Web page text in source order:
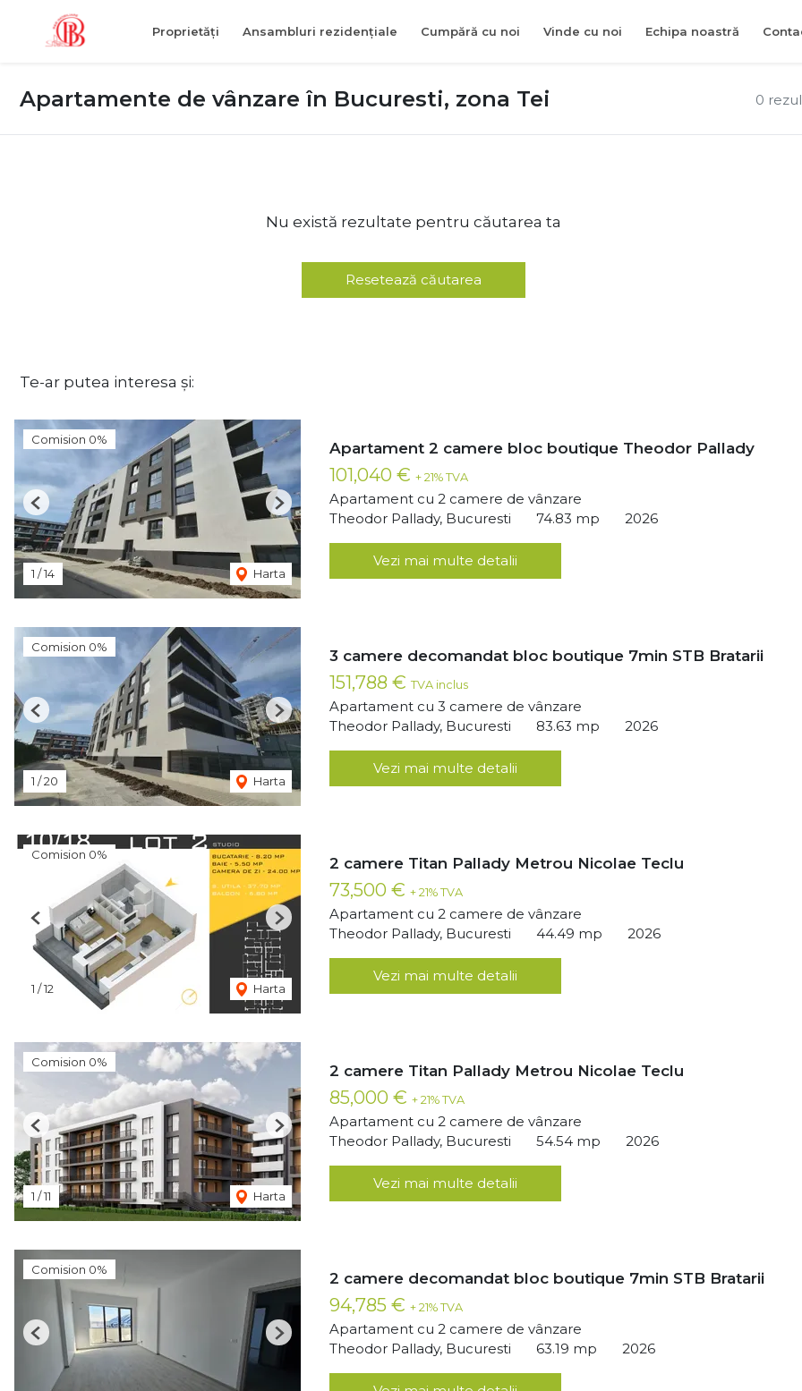
Proprietăți Ansambluri rezidențiale Cumpără cu noi Vinde cu noi Echipa noastră
0
Apartamente de vânzare în Bucuresti, zona Tei
Nu există rezultate pentru căutarea ta
Resetează căutarea
Te-ar putea interesa și:
Comision 0%
1 /14 Harta
Previous Next
Apartament 2 camere bloc boutique Theodor Pallady
101,040 € + 21% TVA
Apartament cu 2 camere de vânzare
Theodor Pallady, Bucuresti
74.83 mp 2026
Vezi mai multe detalii
Comision 0%
1 /20 Harta
Previous Next
3 camere decomandat bloc boutique 7min STB Bratarii
151,788 € TVA inclus
Apartament cu 3 camere de vânzare
Theodor Pallady, Bucuresti
83.63 mp 2026
Vezi mai multe detalii
Comision 0%
1 /12 Harta
Previous Next
2 camere Titan Pallady Metrou Nicolae Teclu
73,500 € + 21% TVA
Apartament cu 2 camere de vânzare
Theodor Pallady, Bucuresti
44.49 mp 2026
Vezi mai multe detalii
Comision 0%
1 /11 Harta
Previous Next
2 camere Titan Pallady Metrou Nicolae Teclu
85,000 € + 21% TVA
Apartament cu 2 camere de vânzare
Theodor Pallady, Bucuresti
54.54 mp 2026
Vezi mai multe detalii
Comision 0%
Previous Next
2 camere decomandat bloc boutique 7min STB Bratarii
94,785 € + 21% TVA
Apartament cu 2 camere de vânzare
Theodor Pallady, Bucuresti
63.19 mp 2026